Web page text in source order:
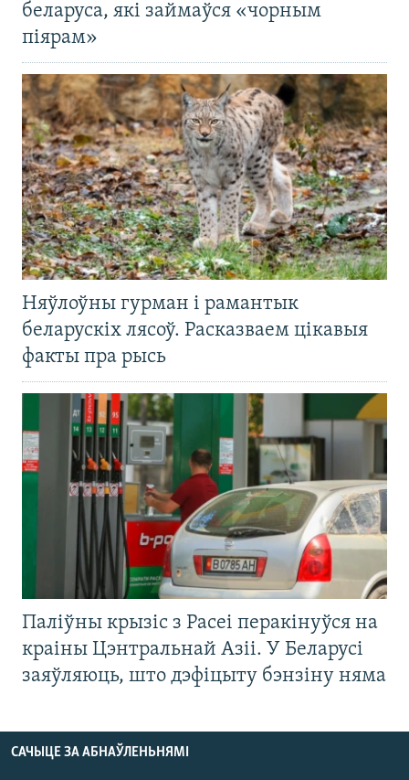
беларуса, які займаўся «чорным
піярам»
Няўлоўны гурман і рамантык
беларускіх лясоў. Расказваем цікавыя
факты пра рысь
Паліўны крызіс з Расеі перакінуўся на
краіны Цэнтральнай Азіі. У Беларусі
заяўляюць, што дэфіцыту бэнзіну няма
САЧЫЦЕ ЗА АБНАЎЛЕНЬНЯМІ